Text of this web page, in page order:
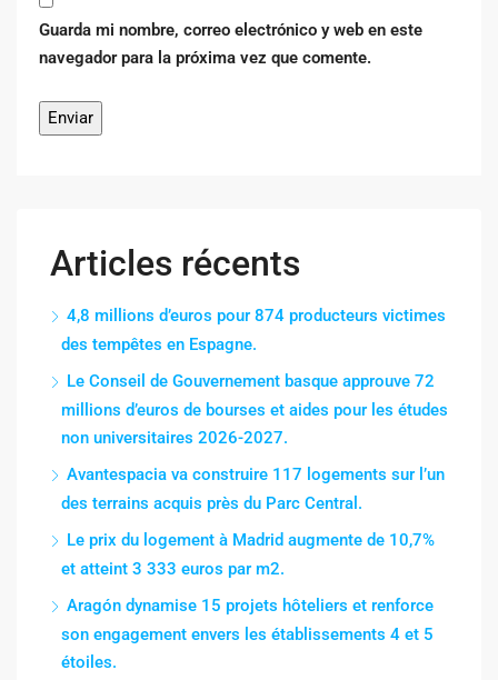
Guarda mi nombre, correo electrónico y web en este
navegador para la próxima vez que comente.
Articles récents
4,8 millions d’euros pour 874 producteurs victimes
des tempêtes en Espagne.
Le Conseil de Gouvernement basque approuve 72
millions d’euros de bourses et aides pour les études
non universitaires 2026-2027.
Avantespacia va construire 117 logements sur l’un
des terrains acquis près du Parc Central.
Le prix du logement à Madrid augmente de 10,7%
et atteint 3 333 euros par m2.
Aragón dynamise 15 projets hôteliers et renforce
son engagement envers les établissements 4 et 5
étoiles.